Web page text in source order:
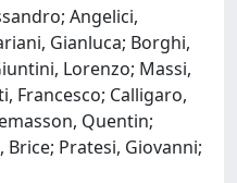
Angelici,
Gianluca; Borghi,
Lorenzo; Massi,
Francesco; Calligaro,
Quentin;
Pratesi, Giovanni;